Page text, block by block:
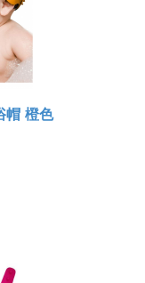
帽 橙色